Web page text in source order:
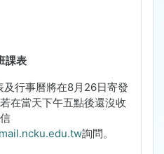
課表
及行事曆將在8月 26日寄發
在當天下午五點後還沒收
詢問。